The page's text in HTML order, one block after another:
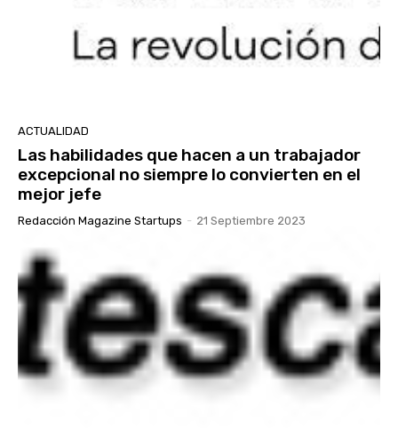
ACTUALIDAD
Las habilidades que hacen a un trabajador
excepcional no siempre lo convierten en el
mejor jefe
Redacción Magazine Startups - 21 Septiembre 2023